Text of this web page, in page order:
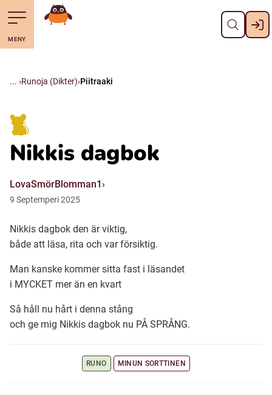
Till navigering av sidans innehåll
Till övergripande innehåll för webbplatsen Pane kiini
Suomi (Finska)
Julevsámegiella (Lulesamiska)
Åarjelsaemiengïele (Sydsamiska)
Davvisámegiella (Nordsamiska)
Bidumsámegiella (Pitesamiska)
Ubmejesámiengiälla (Umesamiska)
MENY
Mene starttisivule
Runoja (Dikter) Piitraaki
Nikkis dagbok
LovaSmörBlomman1
9 Septemperi2025
Nikkis dagbok den är viktig,
både att läsa, rita och var försiktig.
Man kanske kommer sitta fast i läsandet
i MYCKET mer än en kvart
Så håll nu hårt i denna stång
och ge mig Nikkis dagbok nu PÅ SPRÅNG.
RUNO MINUN SORTTINEN